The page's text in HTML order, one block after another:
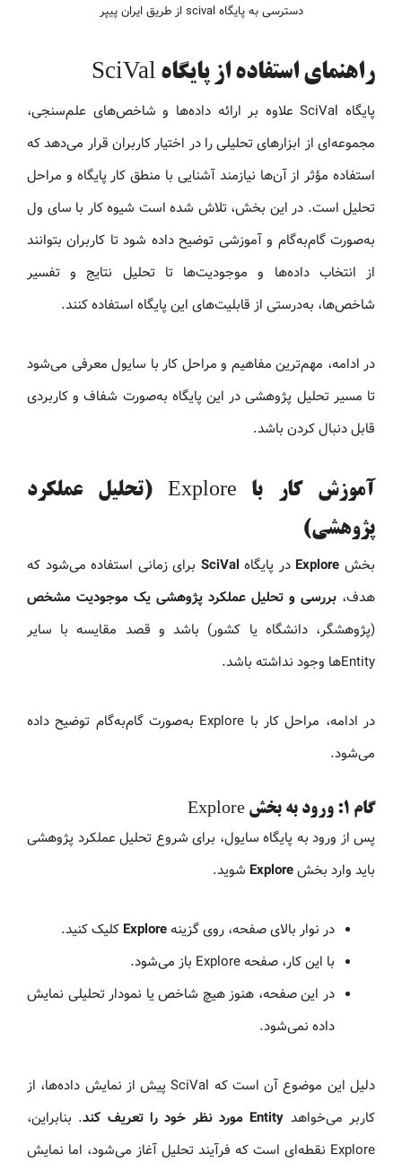
دسترسی به پایگاه scival از طریق ایران پیپر
راهنمای استفاده از پایگاه SciVal
پایگاه SciVal علاوه بر ارائه داده‌ها و شاخص‌های علم‌سنجی،
مجموعه‌ای از ابزارهای تحلیلی را در اختیار کاربران قرار می‌دهد که
استفاده مؤثر از آن‌ها نیازمند آشنایی با منطق کار پایگاه و مراحل
تحلیل است. در این بخش، تلاش شده است شیوه کار با سای ول
به‌صورت گام‌به‌گام و آموزشی توضیح داده شود تا کاربران بتوانند
از انتخاب داده‌ها و موجودیت‌ها تا تحلیل نتایج و تفسیر
شاخص‌ها، به‌درستی از قابلیت‌های این پایگاه استفاده کنند.
در ادامه، مهم‌ترین مفاهیم و مراحل کار با سایول معرفی می‌شود
تا مسیر تحلیل پژوهشی در این پایگاه به‌صورت شفاف و کاربردی
قابل دنبال کردن باشد.
آموزش کار با Explore (تحلیل عملکرد
پژوهشی)
بخش Explore در پایگاه SciVal برای زمانی استفاده می‌شود که
هدف، بررسی و تحلیل عملکرد پژوهشی یک موجودیت مشخص
(پژوهشگر، دانشگاه یا کشور) باشد و قصد مقایسه با سایر
Entityها وجود نداشته باشد.
در ادامه، مراحل کار با Explore به‌صورت گام‌به‌گام توضیح داده
می‌شود.
گام 1: ورود به بخش Explore
پس از ورود به پایگاه سایول، برای شروع تحلیل عملکرد پژوهشی
باید وارد بخشExplore شوید.
در نوار بالای صفحه، روی گزینه Explore کلیک کنید.
با این کار، صفحه Explore باز می‌شود.
در این صفحه، هنوز هیچ شاخص یا نمودار تحلیلی نمایش
داده نمی‌شود.
دلیل این موضوع آن است که SciVal پیش از نمایش داده‌ها، از
کاربر می‌خواهد Entity مورد نظر خود را تعریف کند
. بنابراین،
Explore نقطه‌ای است که فرآیند تحلیل آغاز می‌شود، اما نمایش